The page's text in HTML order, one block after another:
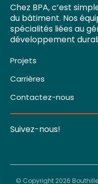
Chez BPA, c’est
du bâtiment. Nos
spécialités liées au
développement
Projets
Carrières
Contactez-nous
Suivez-nous!
© Copyright 2026